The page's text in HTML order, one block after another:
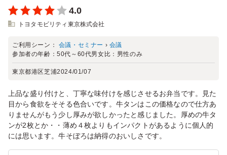
4.0
トヨタモビリティ東京株式会社
ご利用シーン： 会議・セミナー › 会議
参加者の年齢：50代～60代男女比： 男性のみ
東京都港区芝浦2024/01/07
上品な盛り付けと、丁寧な味付けを感じさせるお弁当です。見た
目から食欲をそそる色合いです。牛タンはこの価格なので仕方あ
りませんがもう少し厚みが欲しかったと感じました。厚めの牛タ
ンが2枚とか・・薄め４枚よりもインパクトがあるように個人的
には思います。牛そぼろは納得のおいしさです。